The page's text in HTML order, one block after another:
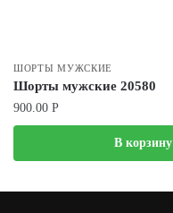
ШОРТЫ МУЖСКИЕ
Шорты мужские 20580
900.00 Р
В корзину